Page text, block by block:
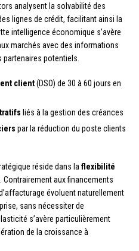
analysent la solvabilité des
lignes de crédit, facilitant ainsi la
intelligence économique s’avère
marchés avec des informations
potentiels.
client(DSO) de 30 à 60 jours en
liés à la gestion des créances
par la réduction du poste clients
réside dans la flexibilité
aux financements
évoluent naturellement
sans nécessiter de
s’avère particulièrement
de la croissance à